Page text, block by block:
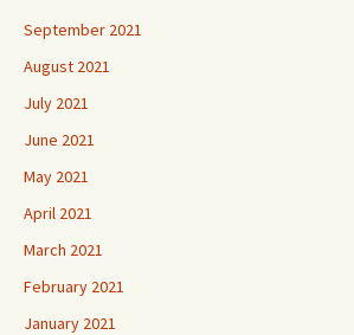
September 2021
August 2021
July 2021
June 2021
May 2021
April 2021
March 2021
February 2021
January 2021